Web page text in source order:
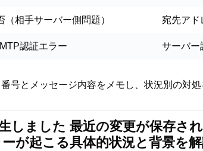
（相手サーバー側問題） 宛先アド
認証エラー サーバー
号とメッセージ内容をメモし、状況別の対処
しました 最近の変更が保存さ
が起こる具体的状況と背景を